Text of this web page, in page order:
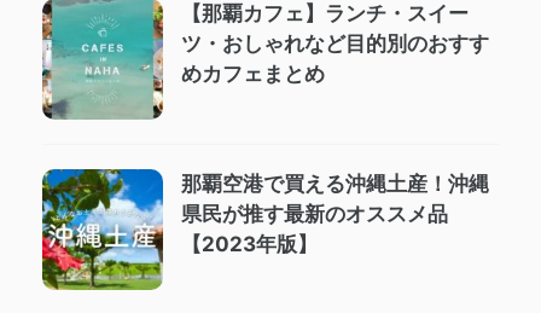
【那覇カフェ】ランチ・スイー
ツ・おしゃれなど目的別のおすす
めカフェまとめ
那覇空港で買える沖縄土産！沖縄
県民が推す最新のオススメ品
【2023年版】